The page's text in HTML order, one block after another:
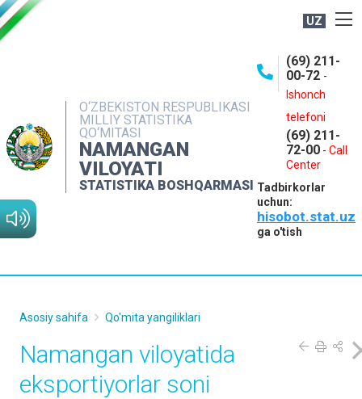
UZ
O‘ZBEKISTON RESPUBLIKASI
MILLIY STATISTIKA
QO‘MITASI
NAMANGAN
VILOYATI
STATISTIKA BOSHQARMASI
(69) 211-
00-72 -
Ishonch
telefoni
(69) 211-
72-00 - Call
Center
Tadbirkorlar
uchun:
hisobot.stat.uz
ga o'tish
NASHRLAR
INTERAKTIV XIZMATLAR
MATBUOT XIZMATI
MUROJAATLAR
Asosiy sahifa Qo'mita yangiliklari
Namangan viloyatida
eksportiyorlar soni